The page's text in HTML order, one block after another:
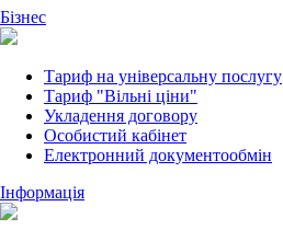
Бізнес
Тариф на універсальну послугу
Тариф "Вільні ціни"
Укладення договору
Особистий кабінет
Електронний документообмін
Інформація